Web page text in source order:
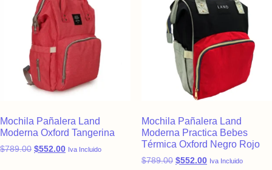
Mochila Pañalera Land
Moderna Oxford Tangerina
$789.00 Original price was: $789.00.
$552.00Current price is: $552.00.
Iva Incluido
Mochila Pañalera Land
Moderna Practica Bebes
Térmica Oxford Negro Rojo
$789.00 Original price was:
$552.00Current price is:
Iva Incluido